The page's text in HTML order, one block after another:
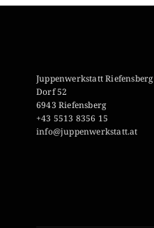
Juppenwerkstatt Riefensberg
Dorf 52
6943 Riefensberg
+43 5513 8356 15
info@juppenwerkstatt.at